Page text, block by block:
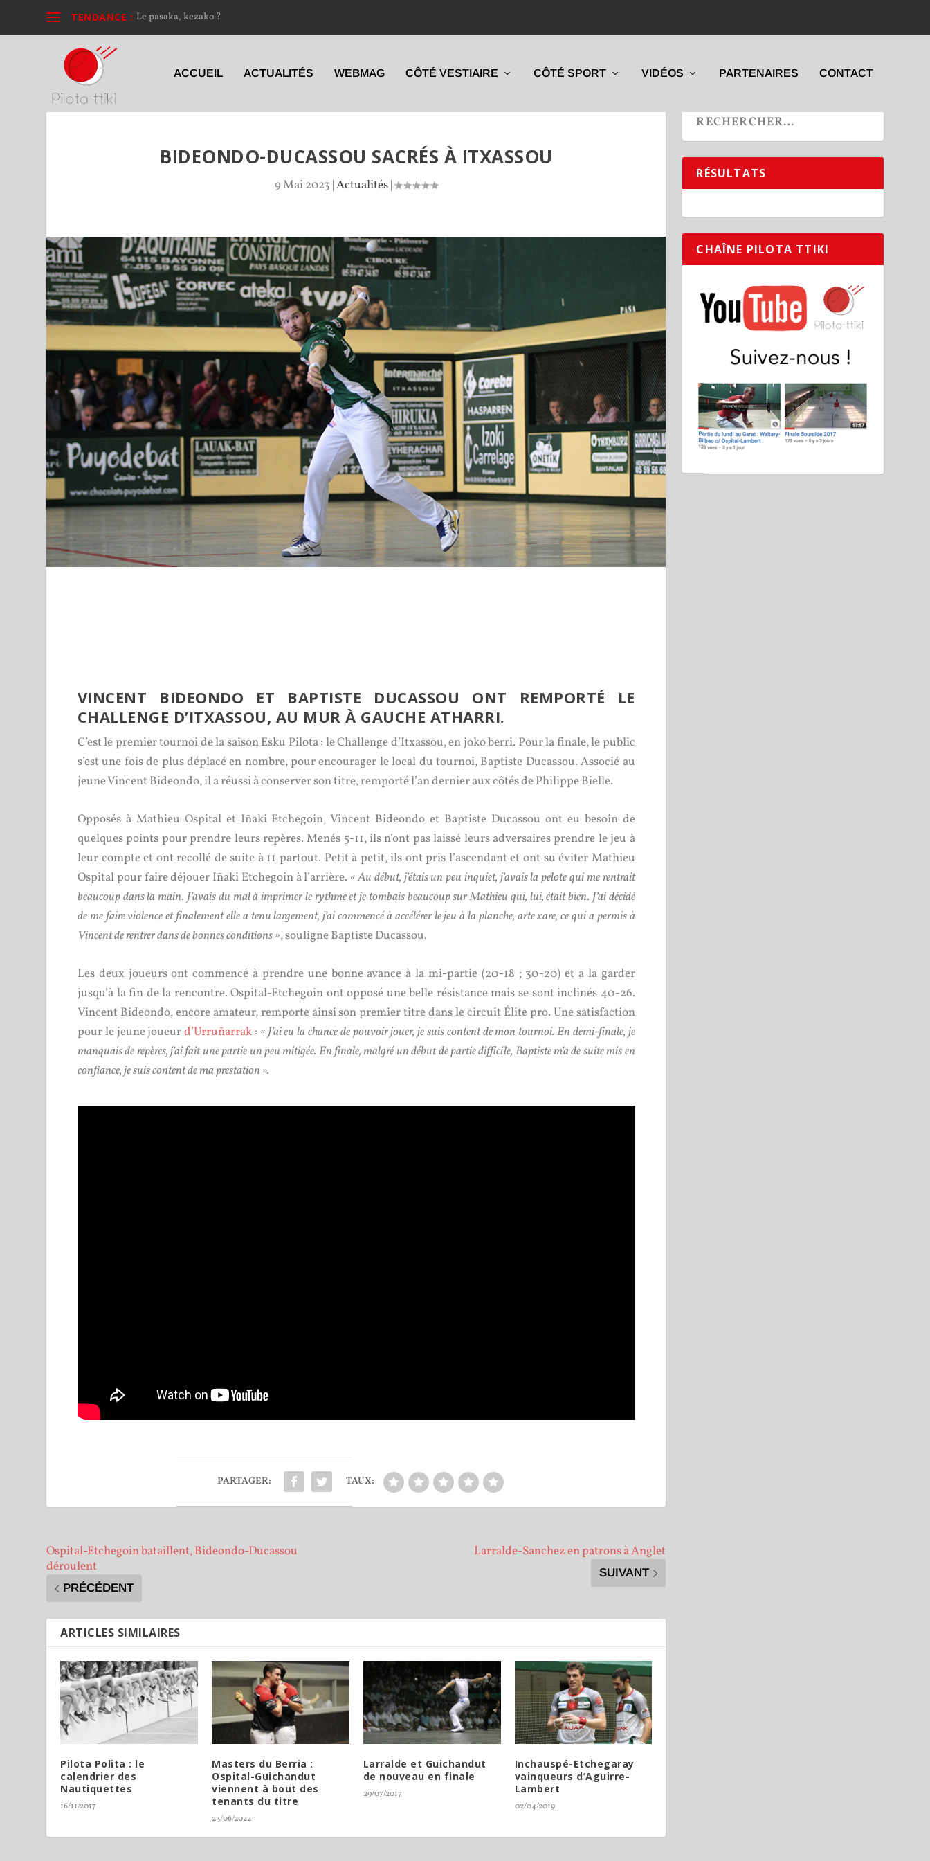
TENDANCE : Le pasaka, kezako ?
ACCUEIL ACTUALITÉS WEBMAG CÔTÉ VESTIAIRE CÔTÉ SPORT VIDÉOS PARTENAIRES CONTACT
BIDEONDO-DUCASSOU SACRÉS À ITXASSOU
9 Mai 2023 |Actualités|
VINCENT BIDEONDO ET BAPTISTE DUCASSOU ONT REMPORTÉ LE
CHALLENGE D’ITXASSOU, AU MUR À GAUCHE ATHARRI.
C’est le premier tournoi de la saison Esku Pilota : le Challenge d’Itxassou, en joko berri. Pour la finale, le public
s’est une fois de plus déplacé en nombre, pour encourager le local du tournoi, Baptiste Ducassou. Associé au
jeune Vincent Bideondo, il a réussi à conserver son titre, remporté l’an dernier aux côtés de Philippe Bielle.
Opposés à Mathieu Ospital et Iñaki Etchegoin, Vincent Bideondo et Baptiste Ducassou ont eu besoin de
quelques points pour prendre leurs repères. Menés 5-11, ils n’ont pas laissé leurs adversaires prendre le jeu à
leur compte et ont recollé de suite à 11 partout. Petit à petit, ils ont pris l’ascendant et ont su éviter Mathieu
Ospital pour faire déjouer Iñaki Etchegoin à l’arrière. « Au début, j’étais un peu inquiet, j’avais la pelote qui me rentrait
beaucoup dans la main. J’avais du mal à imprimer le rythme et je tombais beaucoup sur Mathieu qui, lui, était bien. J’ai décidé
de me faire violence et finalement elle a tenu largement, j’ai commencé à accélérer le jeu à la planche, arte xare, ce qui a permis à
Vincent de rentrer dans de bonnes conditions », souligne Baptiste Ducassou.
Les deux joueurs ont commencé à prendre une bonne avance à la mi-partie (20-18 ; 30-20) et a la garder
jusqu’à la fin de la rencontre. Ospital-Etchegoin ont opposé une belle résistance mais se sont inclinés 40-26.
Vincent Bideondo, encore amateur, remporte ainsi son premier titre dans le circuit Élite pro. Une satisfaction
pour le jeune joueurd’Urruñarrak : « J’ai eu la chance de pouvoir jouer, je suis content de mon tournoi. En demi-finale, je
manquais de repères, j’ai fait une partie un peu mitigée. En finale, malgré un début de partie difficile, Baptiste m’a de suite mis en
confiance, je suis content de ma prestation ».
PARTAGER: TAUX:
Ospital-Etchegoin bataillent, Bideondo-Ducassou
déroulent
PRÉCÉDENT
Larralde-Sanchez en patrons à Anglet
SUIVANT
ARTICLES SIMILAIRES
Pilota Polita : le
calendrier des
Nautiquettes
16/11/2017
Masters du Berria :
Ospital-Guichandut
viennent à bout des
tenants du titre
23/06/2022
Larralde et Guichandut
de nouveau en finale
29/07/2017
Inchauspé-Etchegaray
vainqueurs d’Aguirre-
Lambert
02/04/2019
RÉSULTATS
CHAÎNE PILOTA TTIKI